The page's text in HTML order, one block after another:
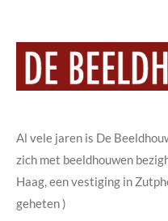
Al vele jaren is De
zich met beeldhouwen
Haag, een vestiging in
geheten )